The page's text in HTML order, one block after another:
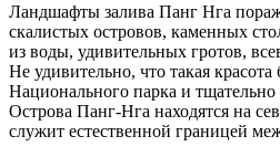
Ландшафты залива Панг Нга
скалистых островов, каменных
из воды, удивительных гротов,
Не удивительно, что такая красота
Национального парка и тщательно
Острова Панг-Нга находятся на
служит естественной границей